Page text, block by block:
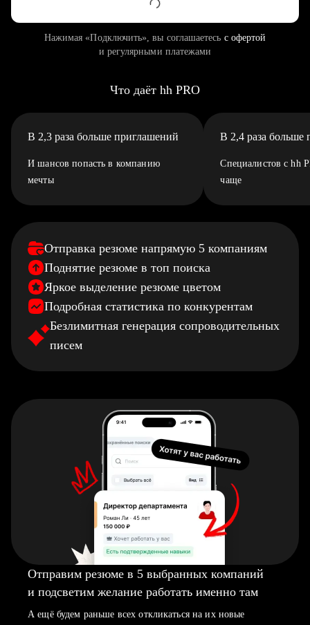
Нажимая «Подключить», вы соглашаетесь с офертой
и регулярными платежами
Что даёт hh PRO
В 2,3 раза больше приглашений
И шансов попасть в компанию
мечты
В 2,4 раза больше
Специалистов с hh
чаще
Отправка резюме напрямую 5 компаниям
Поднятие резюме в топ поиска
Яркое выделение резюме цветом
Подробная статистика по конкурентам
Безлимитная генерация сопроводительных
писем
Отправим резюме в 5 выбранных компаний
и подсветим желание работать именно там
А ещё будем раньше всех откликаться на их новые